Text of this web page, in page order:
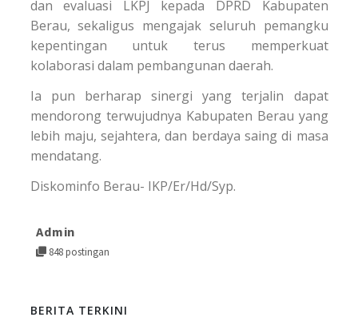
dan evaluasi LKPJ kepada DPRD Kabupaten
Berau, sekaligus mengajak seluruh pemangku
kepentingan untuk terus memperkuat
kolaborasi dalam pembangunan daerah.
Ia pun berharap sinergi yang terjalin dapat
mendorong terwujudnya Kabupaten Berau yang
lebih maju, sejahtera, dan berdaya saing di masa
mendatang.
Diskominfo Berau- IKP/Er/Hd/Syp.
Admin
848 postingan
BERITA TERKINI